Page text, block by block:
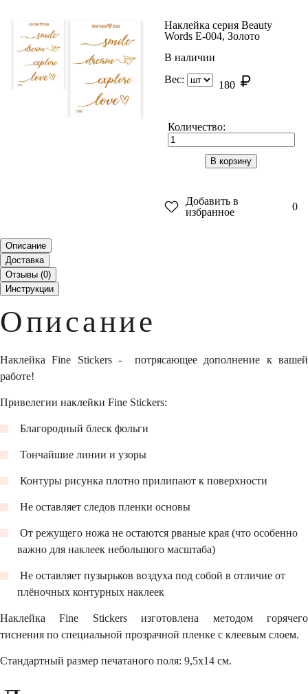
Наклейка серия Beauty
Words Е-004, Золото
В наличии
Вес:
180
Количество:
В корзину
Добавить в
избранное
0
Описание
Доставка
Отзывы (0)
Инструкции
Описание
Наклейка Fine Stickers - потрясающее дополнение к вашей
работе!
Привелегии наклейки Fine Stickers:
Благородный блеск фольги
Тончайшие линии и узоры
Контуры рисунка плотно прилипают к поверхности
Не оставляет следов пленки основы
От режущего ножа не остаются рваные края (что особенно
важно для наклеек небольшого масштаба)
Не оставляет пузырьков воздуха под собой в отличие от
плёночных контурных наклеек
Наклейка Fine Stickers изготовлена методом горячего
тиснения по специальной прозрачной пленке с клеевым слоем.
Стандартный размер печатаного поля: 9,5х14 см.